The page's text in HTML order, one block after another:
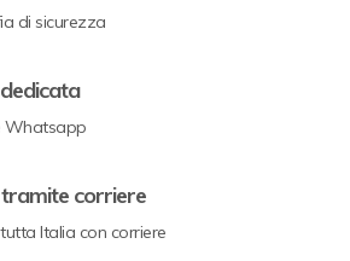
di sicurezza
Whatsapp
corriere
Italia con corriere